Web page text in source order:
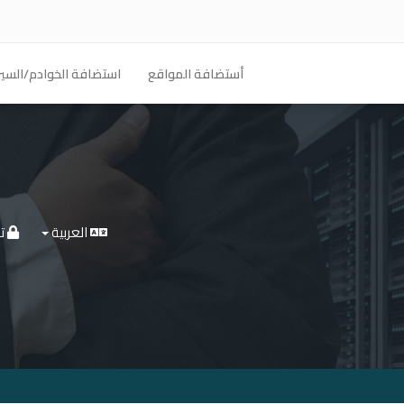
أستضافة المواقع استضافة الخوادم/
العربية